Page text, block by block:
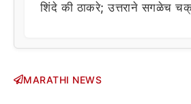
शिंदे की ठाकरे; उत्तराने सगळेच
MARATHI NEWS